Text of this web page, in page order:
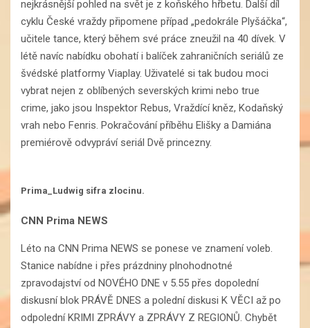
nejkrásnější pohled na svět je z koňského hřbetu. Další díl
cyklu České vraždy připomene případ „pedokrále Plyšáčka“,
učitele tance, který během své práce zneužil na 40 dívek. V
létě navíc nabídku obohatí i balíček zahraničních seriálů ze
švédské platformy Viaplay. Uživatelé si tak budou moci
vybrat nejen z oblíbených severských krimi nebo true
crime, jako jsou Inspektor Rebus, Vraždící kněz, Kodaňský
vrah nebo Fenris. Pokračování příběhu Elišky a Damiána
premiérově odvypráví seriál Dvě princezny.
Prima_Ludwig sifra zlocinu.
CNN Prima NEWS
Léto na CNN Prima NEWS se ponese ve znamení voleb.
Stanice nabídne i přes prázdniny plnohodnotné
zpravodajství od NOVÉHO DNE v 5.55 přes dopolední
diskusní blok PRÁVĚ DNES a polední diskusi K VĚCI až po
odpolední KRIMI ZPRÁVY a ZPRÁVY Z REGIONŮ. Chybět